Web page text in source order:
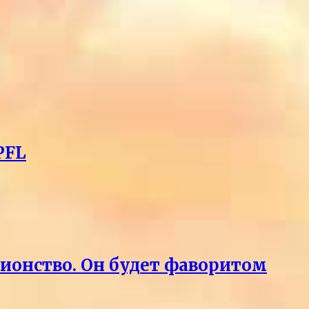
Он будет фаворитом